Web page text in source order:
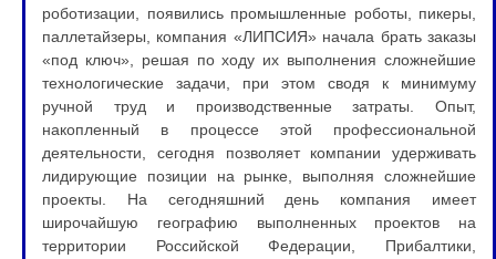
роботизации, появились промышленные роботы, пикеры,
паллетайзеры, компания «ЛИПСИЯ» начала брать заказы
«под ключ», решая по ходу их выполнения сложнейшие
технологические задачи, при этом сводя к минимуму
ручной труд и производственные затраты. Опыт,
накопленный в процессе этой профессиональной
деятельности, сегодня позволяет компании удерживать
лидирующие позиции на рынке, выполняя сложнейшие
проекты. На сегодняшний день компания имеет
широчайшую географию выполненных проектов на
территории Российской Федерации, Прибалтики,